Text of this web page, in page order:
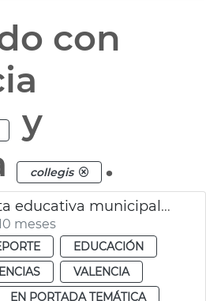
con
y
collegis .
Solicitudes oferta educativa municipal 2025-26
meses
EDUCACIÓN
VALENCIA
EN PORTADA TEMÁTICA